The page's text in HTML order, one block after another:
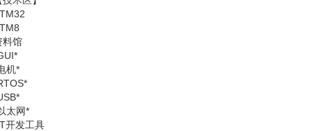
T料馆
机*
太网*
开发工具